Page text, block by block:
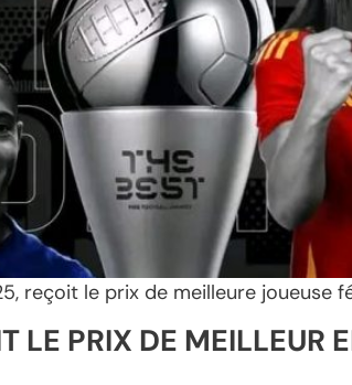
reçoit le prix de meilleure joueuse
LE PRIX DE MEILLEUR